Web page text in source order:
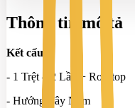
Thông tin mô tả
Kết cấu:
- 1 Trệt – 2 Lầu + Rooftop
- Hướng Tây Nam